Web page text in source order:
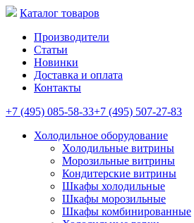
Каталог товаров
Производители
Статьи
Новинки
Доставка и оплата
Контакты
+7 (495) 085-58-33+7 (495) 507-27-83
Холодильное оборудование
Холодильные витрины
Морозильные витрины
Кондитерские витрины
Шкафы холодильные
Шкафы морозильные
Шкафы комбинированные